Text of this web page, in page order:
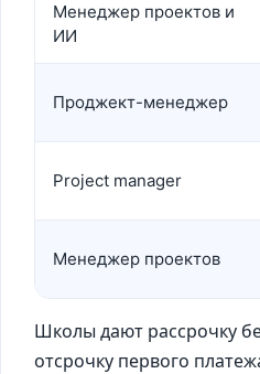
Менеджер проектов и
ИИ
Проджект-менеджер
Project manager
Менеджер проектов
Школы дают рассрочку
отсрочку первого